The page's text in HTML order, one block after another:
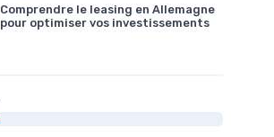
Comprendre le leasing en Allemagne
pour optimiser vos investissements